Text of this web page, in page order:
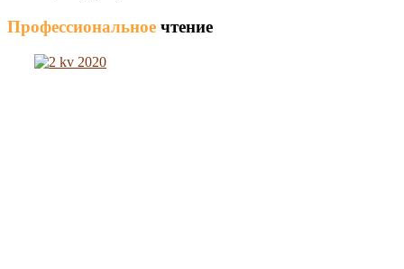
Профессиональное чтение